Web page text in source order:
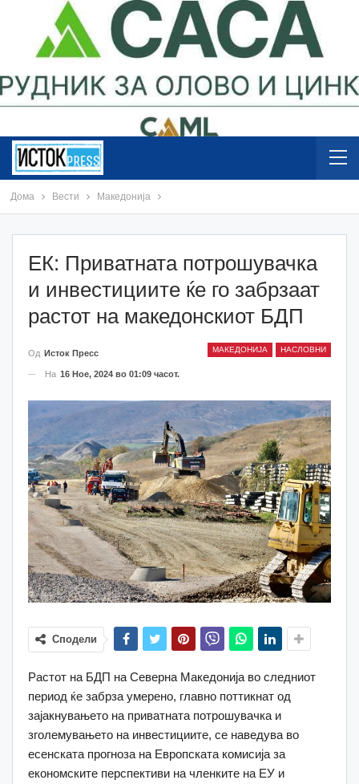
Дома Вести Македонија
ЕК: Приватната потрошувачка
и инвестициите ќе го забрзаат
растот на македонскиот БДП
МАКЕДОНИЈА НАСЛОВНИ
Од Исток Пресс
На 16 Ное, 2024 во 01:09 часот.
Сподели
Растот на БДП на Северна Македонија во следниот
период ќе забрза умерено, главно поттикнат од
зајакнувањето на приватната потрошувачка и
зголемувањето на инвестициите, се наведува во
есенската прогноза на Европската комисија за
економските перспективи на членките на ЕУ и